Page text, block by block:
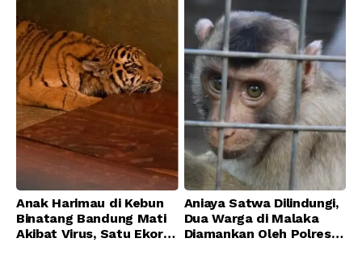
Anak Harimau di Kebun
Binatang Bandung Mati
Akibat Virus, Satu Ekor
Aniaya Satwa Dilindungi,
Dua Warga di Malaka
Diamankan Oleh Polres